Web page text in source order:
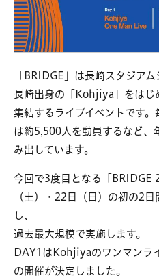
「BRIDGE」は長崎スタジア
長崎出身の「Kohjiya」をはじ
集結するライブイベントです
は約5,500人を動員するなど、
み出しています。
今回で3度目となる「BRIDGE
（土）・22日（日）の初の2
し、
過去最大規模で実施します。
DAY1はKohjiyaのワンマンラ
の開催が決定しました。